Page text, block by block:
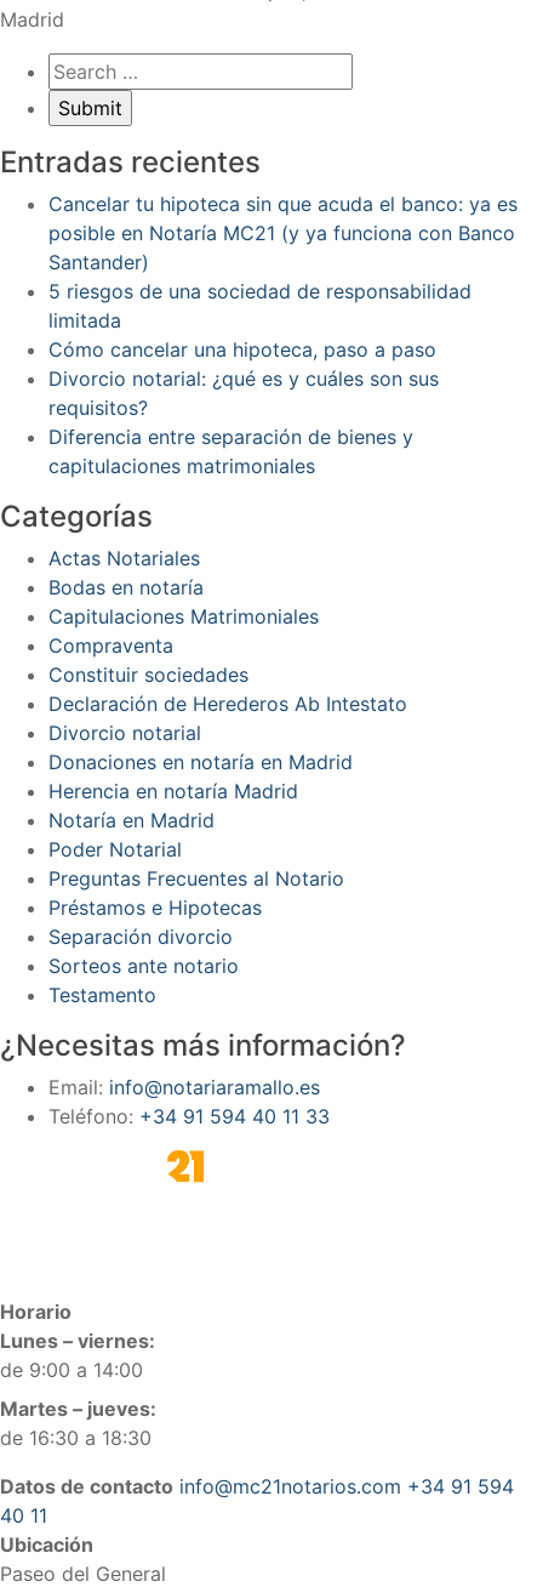
Madrid
Entradas recientes
Cancelar tu hipoteca sin que acuda el banco: ya es
posible en Notaría MC21 (y ya funciona con Banco
Santander)
5 riesgos de una sociedad de responsabilidad
limitada
Cómo cancelar una hipoteca, paso a paso
Divorcio notarial: ¿qué es y cuáles son sus
requisitos?
Diferencia entre separación de bienes y
capitulaciones matrimoniales
Categorías
Actas Notariales
Bodas en notaría
Capitulaciones Matrimoniales
Compraventa
Constituir sociedades
Declaración de Herederos Ab Intestato
Divorcio notarial
Donaciones en notaría en Madrid
Herencia en notaría Madrid
Notaría en Madrid
Poder Notarial
Preguntas Frecuentes al Notario
Préstamos e Hipotecas
Separación divorcio
Sorteos ante notario
Testamento
¿Necesitas más información?
Email: info@notariaramallo.es
Teléfono: +34 91 594 40 11 33
Horario
Lunes – viernes:
de 9:00 a 14:00
Martes – jueves:
de 16:30 a 18:30
Datos de contacto info@mc21notarios.com +34 91 594
40 11
Ubicación
Paseo del General